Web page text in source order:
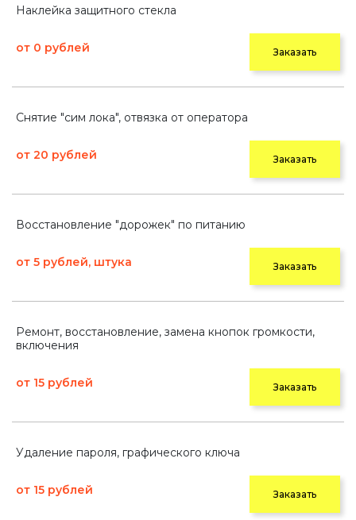
Наклейка защитного стекла
от 0 рублей Заказать
Снятие "сим лока", отвязка от оператора
от 20 рублей Заказать
Восстановление "дорожек" по питанию
от 5 рублей, штука Заказать
Ремонт, восстановление, замена кнопок громкости,
включения
от 15 рублей Заказать
Удаление пароля, графического ключа
от 15 рублей Заказать